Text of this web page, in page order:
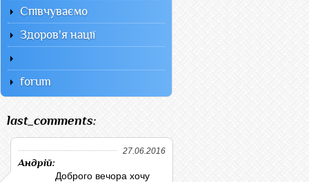
Співчуваємо
Здоров'я нації
forum
last_comments:
27.06.2016
Андрій:
Доброго вечора хочу